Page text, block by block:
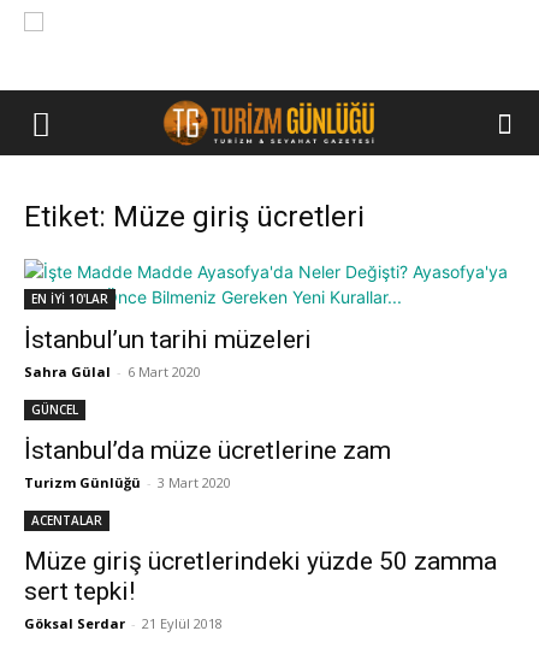
Etiket: Müze giriş ücretleri
EN İYİ 10'LAR
İstanbul’un tarihi müzeleri
Sahra Gülal - 6 Mart 2020
GÜNCEL
İstanbul’da müze ücretlerine zam
Turizm Günlüğü - 3 Mart 2020
ACENTALAR
Müze giriş ücretlerindeki yüzde 50 zamma
sert tepki!
Göksal Serdar - 21 Eylül 2018